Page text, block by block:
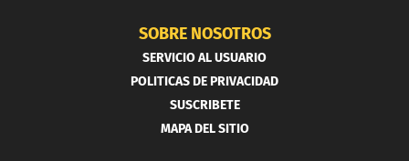
SOBRE NOSOTROS
SERVICIO AL USUARIO
POLITICAS DE PRIVACIDAD
SUSCRIBETE
MAPA DEL SITIO